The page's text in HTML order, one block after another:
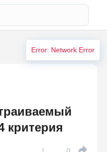
критерия
Error: Network Error